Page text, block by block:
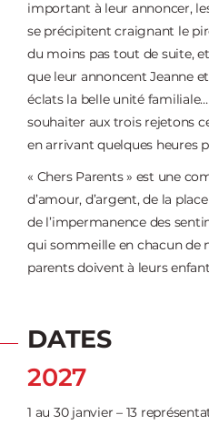
important à leur annoncer,
se précipitent craignant le
du moins pas tout de suite,
que leur annoncent Jeanne
éclats la belle unité
souhaiter aux trois rejetons
en arrivant quelques heures
« Chers Parents » est une
d’amour, d’argent, de la
de l’impermanence des
qui sommeille en chacun de
parents doivent à leurs
DATES
2027
1 au 30 janvier – 13